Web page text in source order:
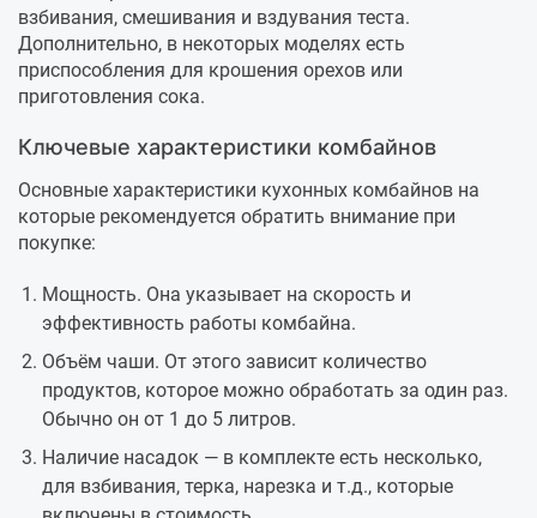
взбивания, смешивания и вздувания теста.
Дополнительно, в некоторых моделях есть
приспособления для крошения орехов или
приготовления сока.
Ключевые характеристики комбайнов
Основные характеристики кухонных комбайнов на
которые рекомендуется обратить внимание при
покупке:
Мощность. Она указывает на скорость и
эффективность работы комбайна.
Объём чаши. От этого зависит количество
продуктов, которое можно обработать за один раз.
Обычно он от 1 до 5 литров.
Наличие насадок — в комплекте есть несколько,
для взбивания, терка, нарезка и т.д., которые